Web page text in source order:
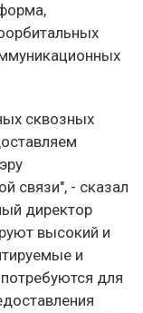
сквозных
связи", - сказал
директор
высокий и
и
для